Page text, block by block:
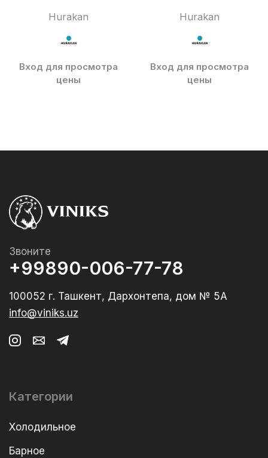
Hurakan
Вход для просмотра
цены
Hurakan
Вход для просмотра
цены
Звоните
+99890-006-77-78
100052 г. Ташкент, Дархонтепа, дом № 5А
info@viniks.uz
Категории
Холодильное
Барное